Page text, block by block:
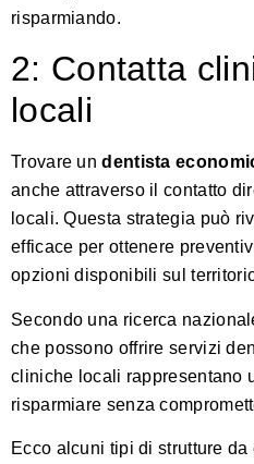
risparmiando.
2: Contatta
locali
Trovare undentista
anche attraverso il contatto
locali. Questa strategia può
efficace per ottenere
opzioni disponibili sul
Secondo una ricerca
che possono offrire servizi
cliniche locali rappresentano
risparmiare senza
Ecco alcuni tipi di strutture da